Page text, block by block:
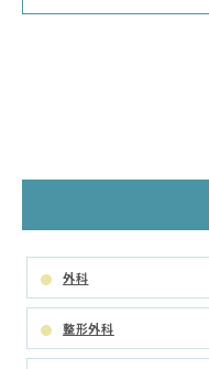
外科
整形外科